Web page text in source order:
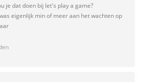
je dat doen bij let's play a game?
eigenlijk min of meer aan het wachten op